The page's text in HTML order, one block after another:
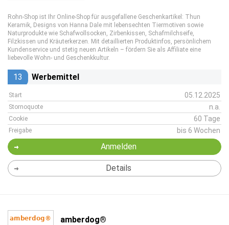
Rohn-Shop ist Ihr Online-Shop für ausgefallene Geschenkartikel: Thun
Keramik, Designs von Hanna Dale mit lebensechten Tiermotiven sowie
Naturprodukte wie Schafwollsocken, Zirbenkissen, Schafmilchseife,
Filzkissen und Kräuterkerzen. Mit detaillierten Produktinfos, persönlichem
Kundenservice und stetig neuen Artikeln – fördern Sie als Affiliate eine
liebevolle Wohn- und Geschenkkultur.
13 Werbemittel
Start 05.12.2025
Stornoquote n.a.
Cookie 60 Tage
Freigabe bis 6 Wochen
Anmelden
Details
amberdog®